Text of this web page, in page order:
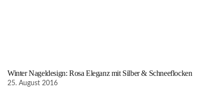
Winter Nageldesign: Rosa Eleganz mit Silber & Schneeflocken
25. August 2016